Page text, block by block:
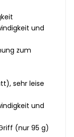
und
zum
sehr leise
und
(nur 95 g)